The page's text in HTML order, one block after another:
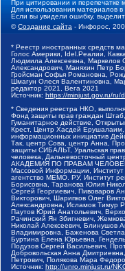
При цитировании и
Для использования материалов
Если вы увидели ошибку,
©Создание сайта - Инфорос,
* Реестр иностранных средств
Голос Америки, Idel.Реалии,
Людмила Алексеевна, Маркелов
Александрович, Маняхин Петр
Гройсман Софья Романовна,
Шмагун Олеся Валентиновна,
редактор 2021, Вега 2021
Источник: https://minjust.gov.ru/ru/
* Сведения реестра НКО,
Фонд защиты прав граждан
Гуманитарное действие,
Крест, Центр Хасдей Ерушалаим,
информационных инициатив
Так, центр Сова, центр Анна,
защиты СИБАЛЬТ, Уральская
человека, Дальневосточный
АКАДЕМИЯ ПО ПРАВАМ ЧЕЛОВЕКА,
Массовой Информации, Институт
агентство МЕМО. РУ, Институт
Борисовна, Таранова Юлия
Сергей Георгиевич, Пивоваров
Викторович, Шарипков Олег
Александровна, Исламов Тимур
Паутов Юрий Анатольевич,
Рачинский Ян Збигневич,
Николай Алексеевич, Блинушов
Владимировна, Баженова
Буртина Елена Юрьевна,
Подузов Сергей Васильевич,
Добровольская Анна
Петрович, Полякова Мара
Источник: http://unro.minjust.ru/